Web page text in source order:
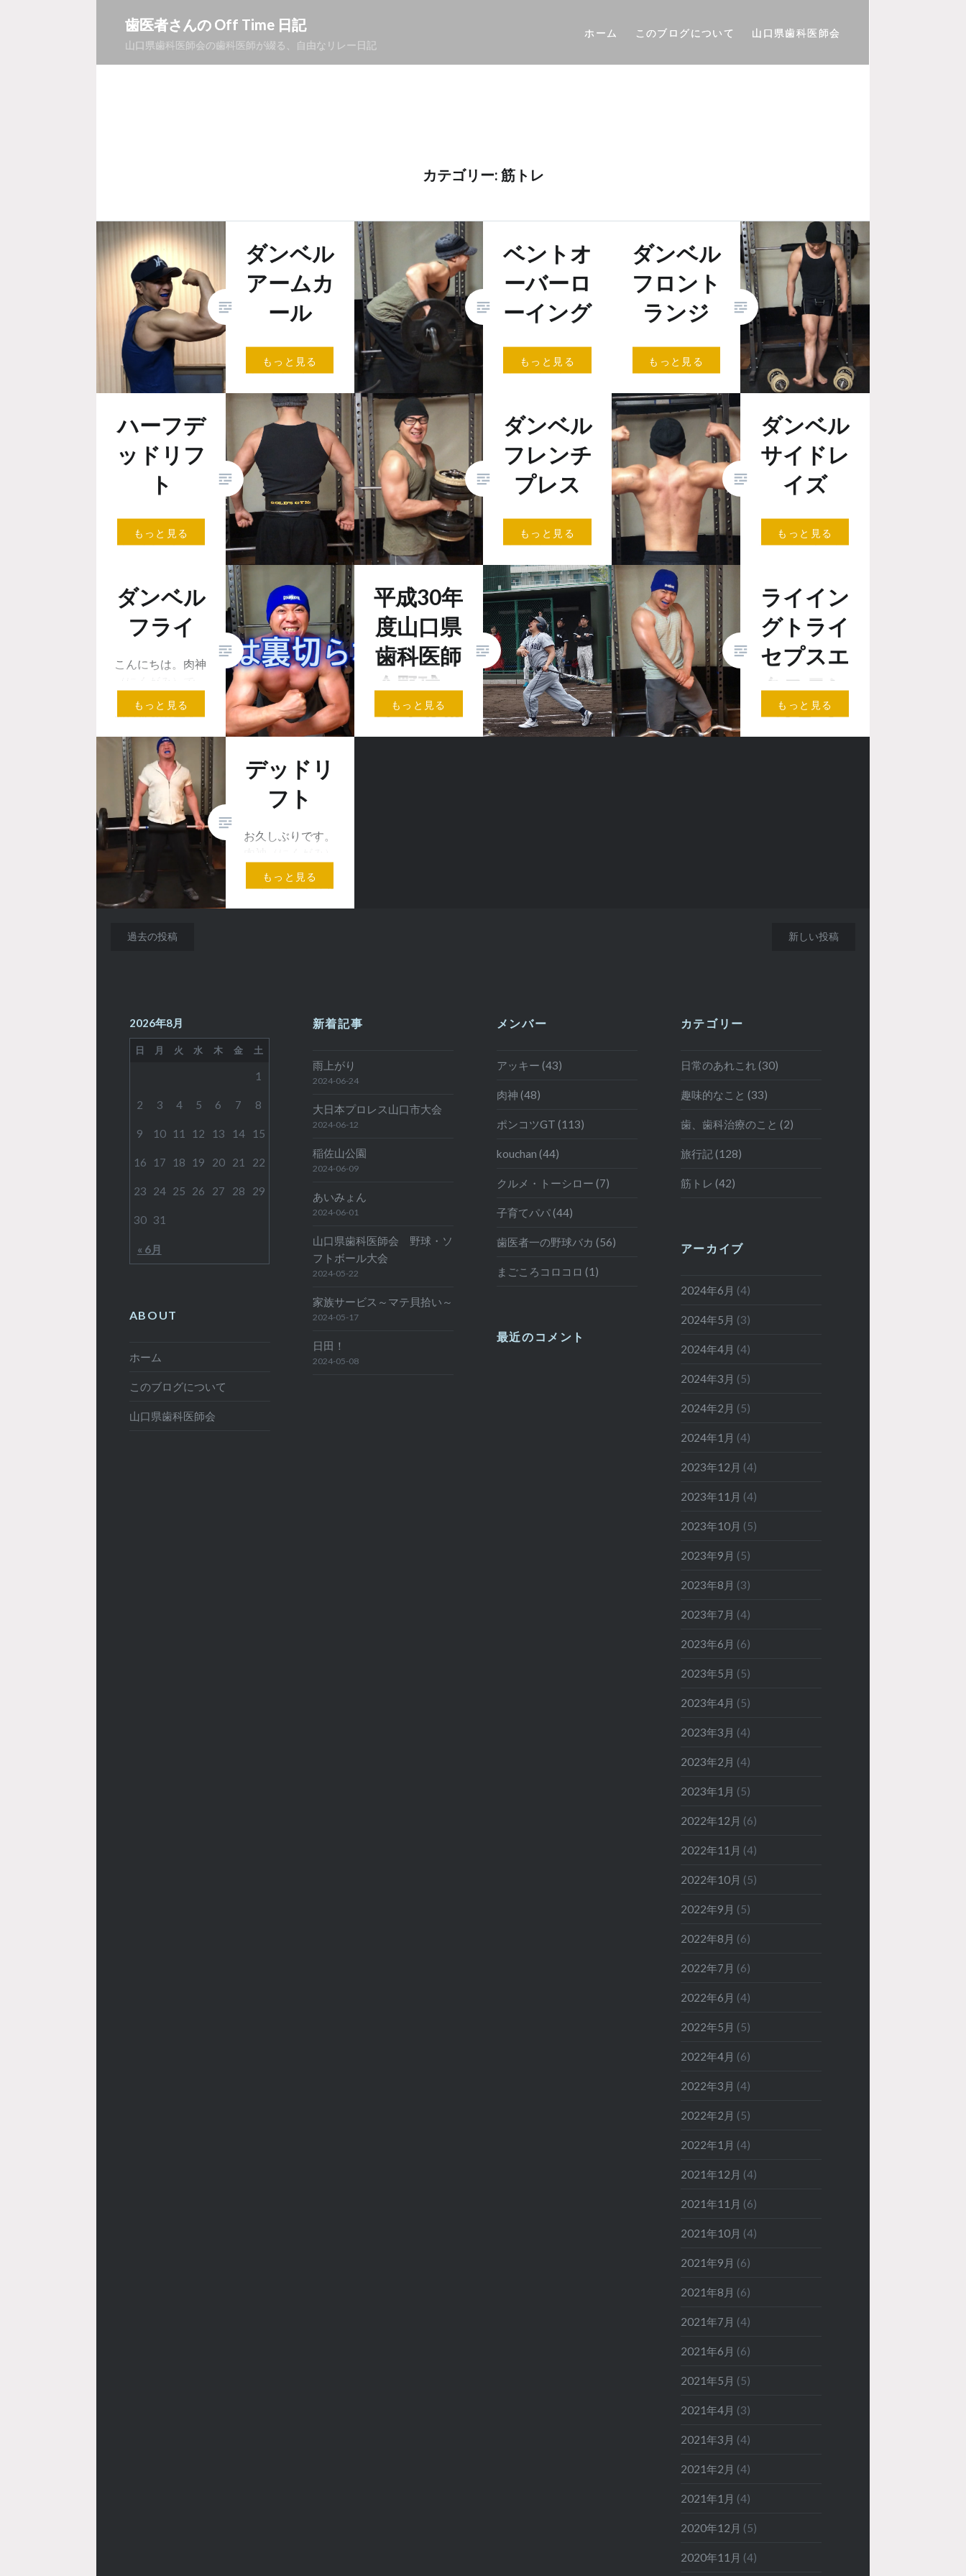
ン
歯医者さんの Off Time 日記
山口県歯科医師会の歯科医師が綴る、自由なリレー日記
ホーム このブログについて 山口県歯科医師会
カテゴリー: 筋トレ
ダンベル
アームカ
ール
こんにちは。肉神
（にくがみ）で
り、令和の幕開け
となりました。
私も、令和と同時
に40代に突入し…
もっと見る
ベントオ
ーバーロ
ーイング
こんにちは。肉神
（にくがみ）で
でると思いません
か？ この一年
間、ノープロテイ
もっと見る
ダンベル
フロント
ランジ
こんにちは。肉神
（にくがみ）で
です。 今年も、
健康的に無理の無
いよう筋トレして
いきたいと思い…
もっと見る
ハーフデ
ッドリフ
ト
こんにちは、肉神
（にくがみ）で
なりました。 今
年も大きな怪我を
することなく筋
もっと見る
ダンベル
フレンチ
プレス
こんにちは、肉神
（にくがみ）で
夏が嘘のように秋
らしくなりました
ね。 運動には良
い季節ですね。 …
もっと見る
ダンベル
サイドレ
イズ
皆さんこんにち
は。 肉神（にく
が、お元気でしょ
うか？ こんなに
暑いと健康増進
の…
もっと見る
ダンベル
フライ
こんにちは。肉神
（にくがみ）で
す。 平成30年7月
西日本豪雨 甚大
国四国地方を中心
に発生しまし…
もっと見る
平成30年
度山口県
歯科医師
会野球・
ソフトボ
ール大会
もっと見る
ライイン
グトライ
セプスエ
クステン
ション
もっと見る
デッドリ
フト
お久しぶりです。
肉神（にくがみ）
です。 今回のメ
ニューは「デッド
もっと見る
投
ゲ
過去の投稿 新しい投稿
2026年8月
日 月 火 水 木 金 土
« 6月
1
2 3 4 5 6 7 8
9 10 11 12 13 14 15
16 17 18 19 20 21 22
23 24 25 26 27 28 29
30 31
新着記事
雨上がり
2024-06-24
大日本プロレス山口市大会
2024-06-12
稲佐山公園
2024-06-09
あいみょん
2024-06-01
山口県歯科医師会 野球・ソ
フトボール大会
2024-05-22
家族サービス～マテ貝拾い～
2024-05-17
日田！
2024-05-08
メンバー
アッキー (43)
肉神 (48)
ポンコツGT (113)
kouchan (44)
クルメ・トーシロー (7)
子育てパパ (44)
歯医者一の野球バカ (56)
まごころコロコロ (1)
カテゴリー
日常のあれこれ (30)
趣味的なこと (33)
歯、歯科治療のこと (2)
旅行記 (128)
筋トレ (42)
アーカイブ
2024年6月 (4)
2024年5月 (3)
2024年4月 (4)
2024年3月 (5)
2024年2月 (5)
2024年1月 (4)
2023年12月 (4)
2023年11月 (4)
2023年10月 (5)
2023年9月 (5)
2023年8月 (3)
2023年7月 (4)
2023年6月 (6)
2023年5月 (5)
2023年4月 (5)
2023年3月 (4)
2023年2月 (4)
2023年1月 (5)
2022年12月 (6)
2022年11月 (4)
2022年10月 (5)
2022年9月 (5)
2022年8月 (6)
2022年7月 (6)
2022年6月 (4)
2022年5月 (5)
2022年4月 (6)
2022年3月 (4)
2022年2月 (5)
2022年1月 (4)
2021年12月 (4)
2021年11月 (6)
2021年10月 (4)
2021年9月 (6)
2021年8月 (6)
2021年7月 (4)
2021年6月 (6)
2021年5月 (5)
2021年4月 (3)
2021年3月 (4)
2021年2月 (4)
2021年1月 (4)
2020年12月 (5)
2020年11月 (4)
ABOUT
ホーム
このブログについて
山口県歯科医師会
最近のコメント